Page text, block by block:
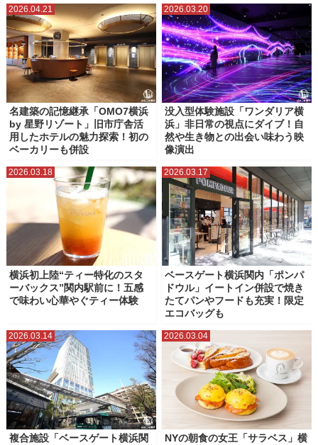
横浜ワールドポーターズ 横浜高島屋
ベーカリースクエア（横浜高島屋）
横濱ゲートタワー
2026.04.21
名建築の記憶継承「OMO7横浜
by 星野リゾート」旧市庁舎活
用したホテルの魅力探索！初の
ベーカリーも併設
2026.03.20
没入型体験施設「ワンダリア横
浜」非日常の視点にダイブ！自
然や生き物との出会い味わう映
像演出
2026.03.18
横浜初上陸“ティー特化のスタ
ーバックス”関内駅前に！五感
で味わい心華やぐティー体験
2026.03.17
ベースゲート横浜関内「ポンパ
ドウル」イートイン併設で焼き
たてパンやフードも充実！限定
エコバッグも
2026.03.14
複合施設「ベースゲート横浜関
2026.03.04
NYの朝食の女王「サラベス」横